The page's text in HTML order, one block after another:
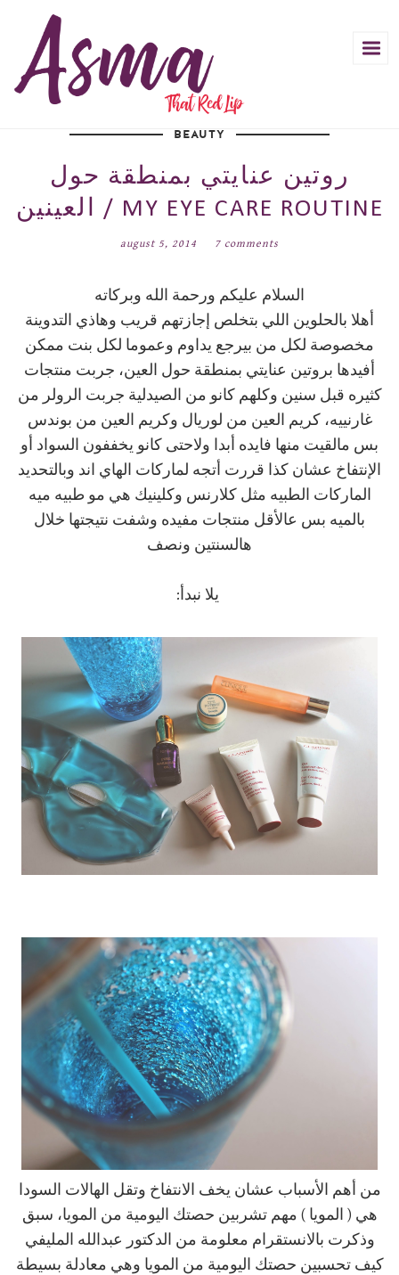
BEAUTY
روتين عنايتي بمنطقة حول
العينين / MY EYE CARE ROUTINE
august 5, 2014 7 comments
السلام عليكم ورحمة الله وبركاته
أهلا بالحلوين اللي بتخلص إجازتهم قريب وهاذي التدوينة
مخصوصة لكل من بيرجع يداوم وعموما لكل بنت ممكن
أفيدها بروتين عنايتي بمنطقة حول العين، جربت منتجات
كثيره قبل سنين وكلهم كانو من الصيدلية جربت الرولر من
غارنييه، كريم العين من لوريال وكريم العين من بوندس
بس مالقيت منها فايده أبدا ولاحتى كانو يخففون السواد أو
الإنتفاخ عشان كذا قررت أتجه لماركات الهاي اند وبالتحديد
الماركات الطبيه مثل كلارنس وكلينيك هي مو طبيه ميه
بالميه بس عالأقل منتجات مفيده وشفت نتيجتها خلال
هالسنتين ونصف
يلا نبدأ:
من أهم الأسباب عشان يخف الانتفاخ وتقل الهالات السودا
هي ( المويا ) مهم تشربين حصتك اليومية من المويا، سبق
وذكرت بالانستقرام معلومة من الدكتور عبدالله المليفي
كيف تحسبين حصتك اليومية من المويا وهي معادلة بسيطة